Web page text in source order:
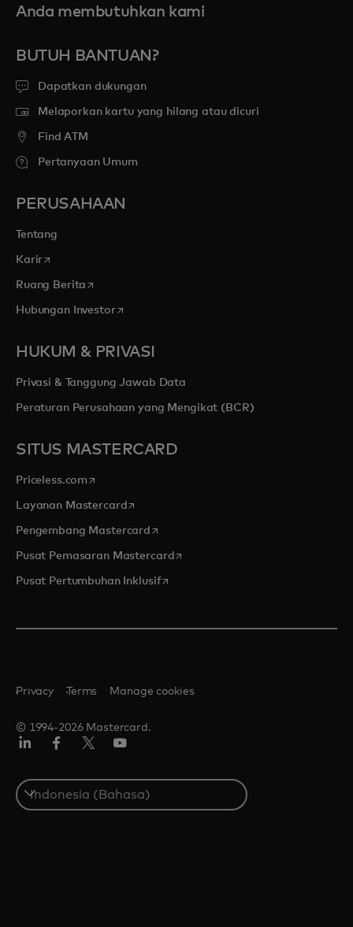
Anda membutuhkan kami
BUTUH BANTUAN?
Dapatkan dukungan
Melaporkan kartu yang hilang atau dicuri
Find ATM
Pertanyaan Umum
PERUSAHAAN
Tentang
Kariropens in a new tab
Ruang Berita opens in a new tab
Hubungan Investoropens in a new tab
HUKUM & PRIVASI
Privasi & Tanggung Jawab Data
Peraturan Perusahaan yang Mengikat (BCR)
SITUS MASTERCARD
Priceless.com opens in a new tab
Layanan Mastercardopens in a new tab
Pengembang Mastercard opens in a new tab
Pusat Pemasaran Mastercardopens in a new tab
Pusat Pertumbuhan Inklusifopens in a new tab
© 1994-2026 Mastercard.
Privacy Terms Manage cookies
Select
a
country